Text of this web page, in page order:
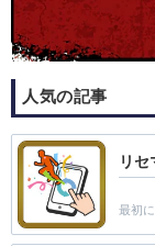
人気の記事
リ
最初